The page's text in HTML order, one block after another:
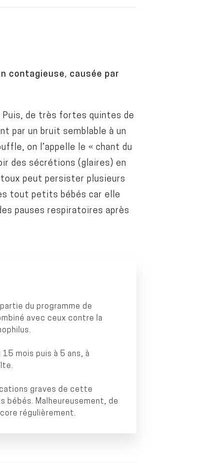
contagieuse, causée par
Puis, de très fortes quintes de
par un bruit semblable à un
on l’appelle le « chant du
des sécrétions (glaires) en
peut persister plusieurs
tout petits bébés car elle
pauses respiratoires après
du programme de
avec ceux contre la
mois puis à 5 ans, à
graves de cette
bébés. Malheureusement, de
régulièrement.